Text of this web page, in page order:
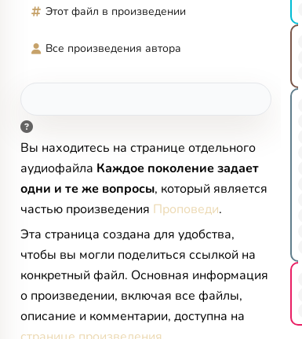
Этот файл в произведении
Все произведения автора
Вы находитесь на странице отдельного
аудиофайла Каждое поколение задает
одни и те же вопросы, который является
частью произведения Проповеди.
Эта страница создана для удобства,
чтобы вы могли поделиться ссылкой на
конкретный файл. Основная информация
о произведении, включая все файлы,
описание и комментарии, доступна на